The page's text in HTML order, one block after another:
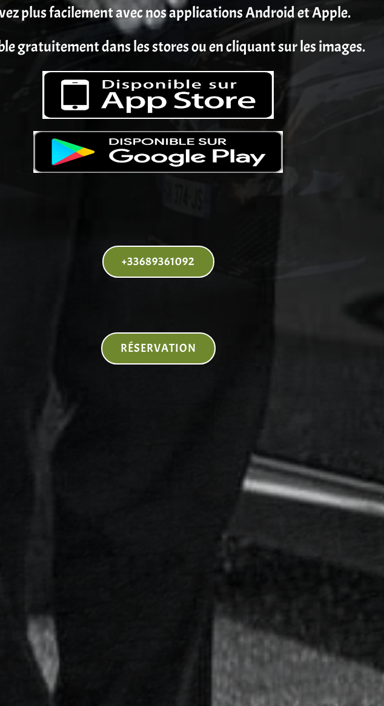
plus facilement avec nos applications Android et Apple.
gratuitement dans les stores ou en cliquant sur les images.
+33689361092
RÉSERVATION